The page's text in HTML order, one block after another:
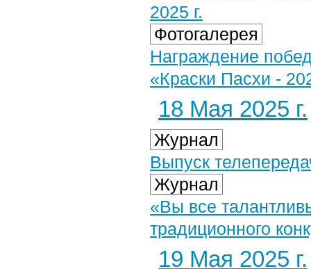
2025 г.
Фотогалерея
Награждение
«Краски Пасхи -
18 Мая 2025 г.
Журнал
Выпуск
Журнал
«Вы все
традиционного
19 Мая 2025 г.